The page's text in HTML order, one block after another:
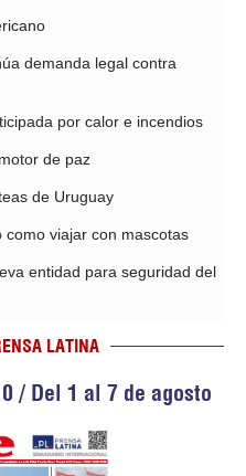
demanda legal contra
por calor e incendios
de paz
de Uruguay
como viajar con mascotas
entidad para seguridad del
LATINA
/ Del 1 al 7 de agosto